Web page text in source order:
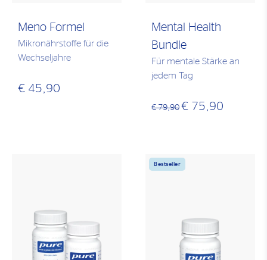
Meno Formel
Mikronährstoffe für die
Wechseljahre
€ 45,90
Mental Health
Bundle
Für mentale Stärke an
jedem Tag
€ 79,90 € 75,90
Bestseller